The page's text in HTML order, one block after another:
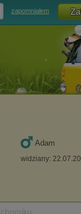
zapomniałem
Adam
widziany: